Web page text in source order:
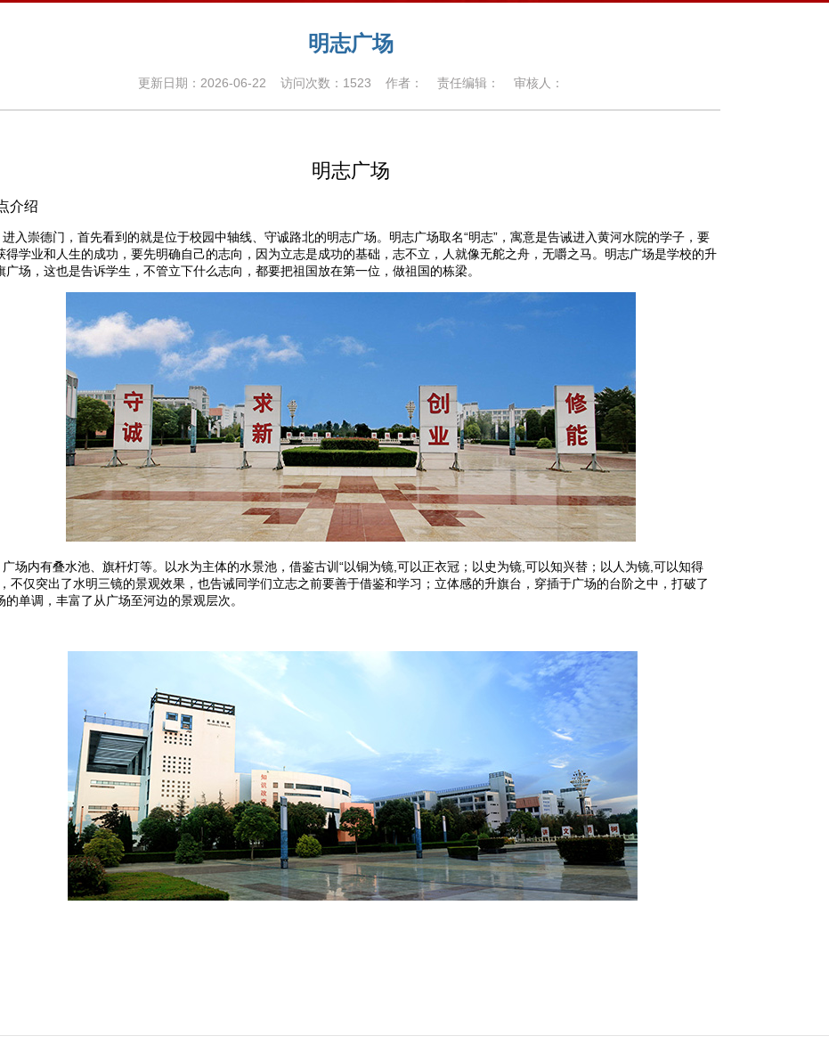
明志广场
更新日期： 2026-06-22 访问次数： 1523 作者： 责任编辑： 审核人：
明志广场
介绍
崇德门，首先看到的就是位于校园中轴线、守诚路北的明志广场。明志广场取名“明志”，寓意是告诫进入黄河水院的学子，要
得学业和人生的成功，要先明确自己的志向，因为立志是成功的基础，志不立，人就像无舵之舟，无嚼之马。明志广场是学校的升
广场，这也是告诉学生，不管立下什么志向，都要把祖国放在第一位，做祖国的栋梁。
内有叠水池、旗杆灯等。以水为主体的水景池，借鉴古训“以铜为镜,可以正衣冠；以史为镜,可以知兴替；以人为镜,可以知得
不仅突出了水明三镜的景观效果，也告诫同学们立志之前要善于借鉴和学习；立体感的升旗台，穿插于广场的台阶之中，打破了
的单调，丰富了从广场至河边的景观层次。